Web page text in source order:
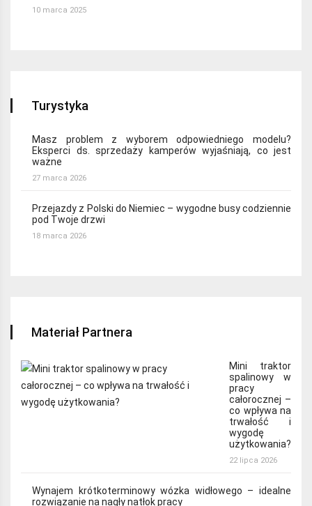
10 marca 2025
Turystyka
Masz problem z wyborem odpowiedniego modelu?
Eksperci ds. sprzedaży kamperów wyjaśniają, co jest
ważne
27 marca 2026
Przejazdy z Polski do Niemiec – wygodne busy codziennie
pod Twoje drzwi
18 marca 2026
Materiał Partnera
Mini traktor
spalinowy w
pracy
całorocznej –
co wpływa na
trwałość i
wygodę
użytkowania?
22 lipca 2026
Wynajem krótkoterminowy wózka widłowego – idealne
rozwiązanie na nagły natłok pracy